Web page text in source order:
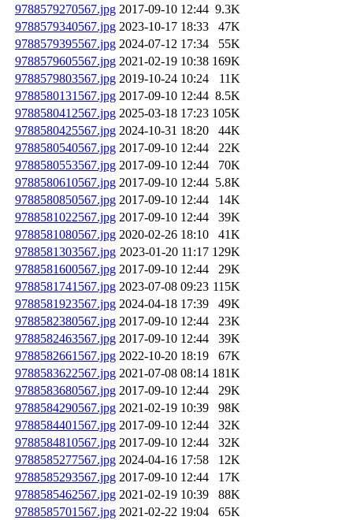
9788579270567.jpg 2017-09-10 12:44 9.3K
9788579340567.jpg 2023-10-17 18:33
47K
9788579395567.jpg 2024-07-12 17:34
55K
9788579605567.jpg 2021-02-19 10:38 169K
9788579803567.jpg 2019-10-24 10:24
11K
9788580131567.jpg 2017-09-10 12:44 8.5K
9788580412567.jpg 2025-03-18 17:23 105K
9788580425567.jpg 2024-10-31 18:20
44K
9788580540567.jpg 2017-09-10 12:44
22K
9788580553567.jpg 2017-09-10 12:44
70K
9788580610567.jpg 2017-09-10 12:44 5.8K
9788580850567.jpg 2017-09-10 12:44
14K
9788581022567.jpg 2017-09-10 12:44
39K
9788581080567.jpg 2020-02-26 18:10
41K
9788581303567.jpg 2023-01-20 11:17 129K
9788581600567.jpg 2017-09-10 12:44
29K
9788581741567.jpg 2023-07-08 09:23 115K
9788581923567.jpg 2024-04-18 17:39
49K
9788582380567.jpg 2017-09-10 12:44
23K
9788582463567.jpg 2017-09-10 12:44
39K
9788582661567.jpg 2022-10-20 18:19
67K
9788583622567.jpg 2021-07-08 08:14 181K
9788583680567.jpg 2017-09-10 12:44
29K
9788584290567.jpg 2021-02-19 10:39
98K
9788584401567.jpg 2017-09-10 12:44
32K
9788584810567.jpg 2017-09-10 12:44
32K
9788585277567.jpg 2024-04-16 17:58
12K
9788585293567.jpg 2017-09-10 12:44
17K
9788585462567.jpg 2021-02-19 10:39
88K
9788585701567.jpg 2021-02-22 19:04
65K